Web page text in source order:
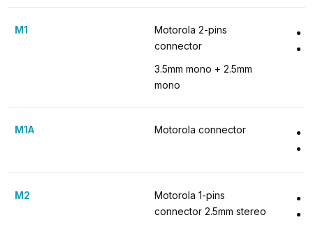
M1
Motorola 2-pins
connector
3.5mm mono + 2.5mm
mono
M1A Motorola connector
M2
Motorola 1-pins
connector 2.5mm stereo